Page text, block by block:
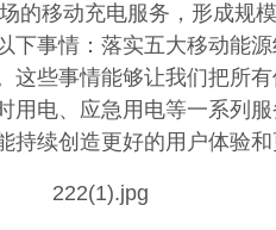
的移动充电服务，形成规
下事情：落实五大移动能
这些事情能够让我们把所
用电、应急用电等一系列
续创造更好的用户体验和